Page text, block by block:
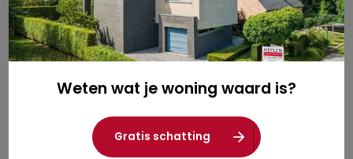
Weten wat je woning waard is?
Gratis schatting